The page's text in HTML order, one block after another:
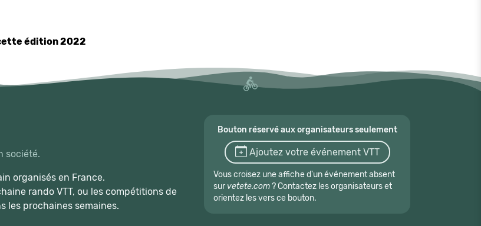
édition 2022
société.
organisés en France.
rando VTT, ou les compétitions de
les prochaines semaines.
Bouton réservé aux organisateurs seulement
Ajoutez votre événement VTT
Vous croisez une affiche d'un événement absent
sur vetete.com? Contactez les organisateurs et
orientez les vers ce bouton.